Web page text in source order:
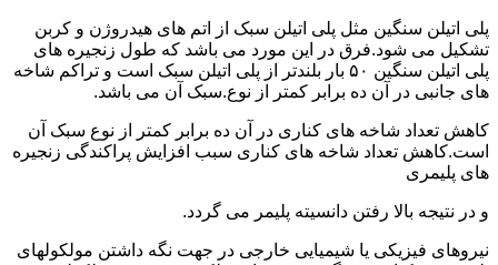
پلی اتیلن سنگین مثل پلی اتیلن سبک از اتم های هیدروژن و کربن
تشکیل می شود.فرق در این مورد می باشد که طول زنجیره های
پلی اتیلن سنگین ۵۰ بار بلندتر از پلی اتیلن سبک است و تراکم شاخه
های جانبی در آن ده برابر کمتر از نوع.سبک آن می باشد.
کاهش تعداد شاخه های کناری در آن ده برابر کمتر از نوع سبک آن
است.کاهش تعداد شاخه های کناری سبب افزایش پراکندگی زنجیره
های پلیمری
و در نتیجه بالا رفتن دانسیته پلیمر می گردد.
نیروهای فیزیکی یا شیمیایی خارجی در جهت نگه داشتن مولکولهای